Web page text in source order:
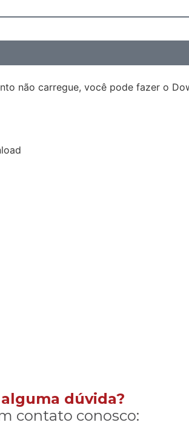
não carregue, você pode fazer o
dúvida?
contato conosco: